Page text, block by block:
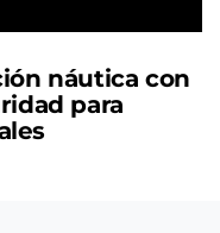
náutica con
para